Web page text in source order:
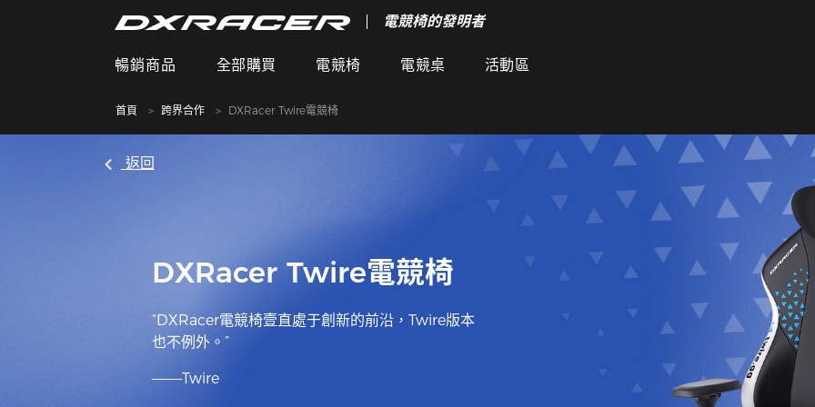
電競椅的發明者
暢銷商品 全部購買 電競椅 電競桌 活動區
首頁 跨界合作 DXRacer Twire電競椅
返回
DXRacer Twire電競椅
“DXRacer電競椅壹直處于創新的前沿，Twire版本
也不例外。”
———Twire